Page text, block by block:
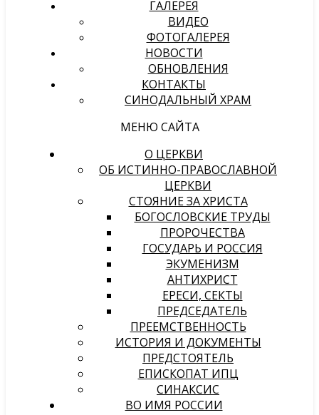
ГАЛЕРЕЯ
ВИДЕО
ФОТОГАЛЕРЕЯ
НОВОСТИ
ОБНОВЛЕНИЯ
КОНТАКТЫ
СИНОДАЛЬНЫЙ ХРАМ
МЕНЮ САЙТА
О ЦЕРКВИ
ОБ ИСТИННО-ПРАВОСЛАВНОЙ
ЦЕРКВИ
СТОЯНИЕ ЗА ХРИСТА
БОГОСЛОВСКИЕ ТРУДЫ
ПРОРОЧЕСТВА
ГОСУДАРЬ И РОССИЯ
ЭКУМЕНИЗМ
АНТИХРИСТ
ЕРЕСИ, СЕКТЫ
ПРЕДСЕДАТЕЛЬ
ПРЕЕМСТВЕННОСТЬ
ИСТОРИЯ И ДОКУМЕНТЫ
ПРЕДСТОЯТЕЛЬ
ЕПИСКОПАТ ИПЦ
СИНАКСИС
ВО ИМЯ РОССИИ